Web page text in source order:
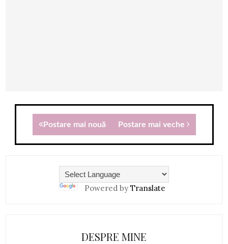
Postare mai nouă Postare mai veche
Powered by Translate
DESPRE MINE